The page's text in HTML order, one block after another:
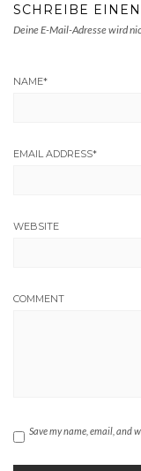
SCHREIBE
Deine E-Mail-Adresse wird
NAME*
EMAIL ADDRESS*
WEBSITE
COMMENT
Save my name, email, and